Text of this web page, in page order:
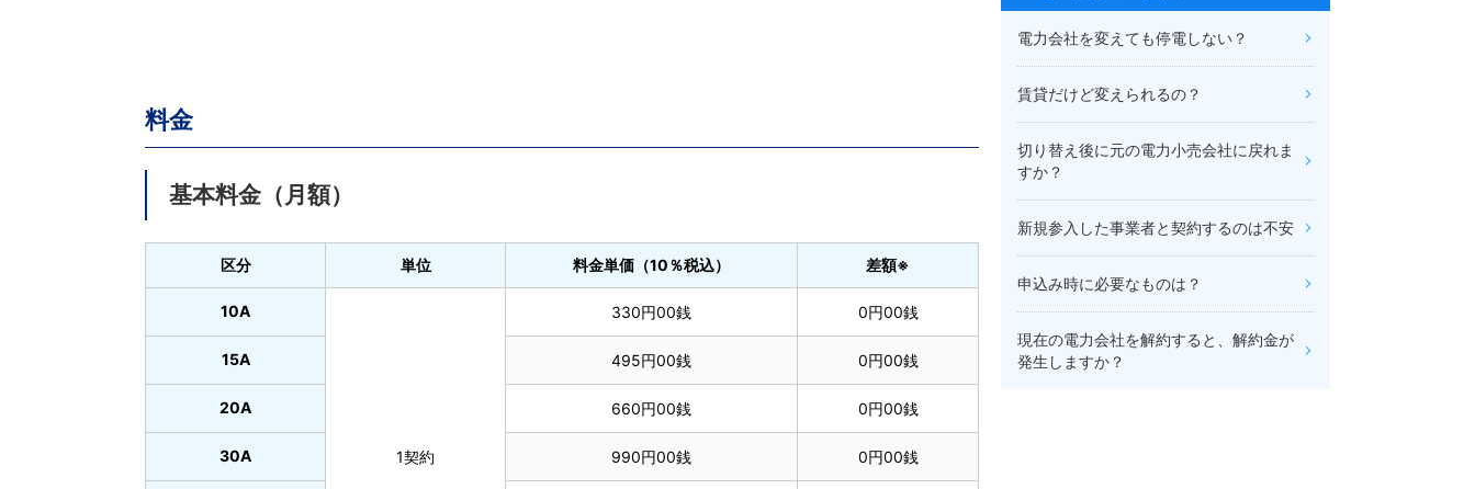
料金
基本料金（月額）
区分 単位 料金単価（10％税込） 差額※
10A
1契約
330円00銭 0円00銭
15A 495円00銭 0円00銭
20A 660円00銭 0円00銭
30A 990円00銭 0円00銭
電力会社を変えても停電しない？
賃貸だけど変えられるの？
切り替え後に元の電力小売会社に戻れま
すか？
新規参入した事業者と契約するのは不安
申込み時に必要なものは？
現在の電力会社を解約すると、解約金が
発生しますか？